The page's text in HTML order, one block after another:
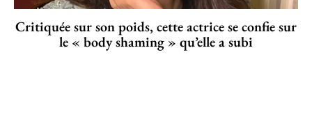
Critiquée sur son poids, cette actrice se confie sur
le « body shaming » qu’elle a subi